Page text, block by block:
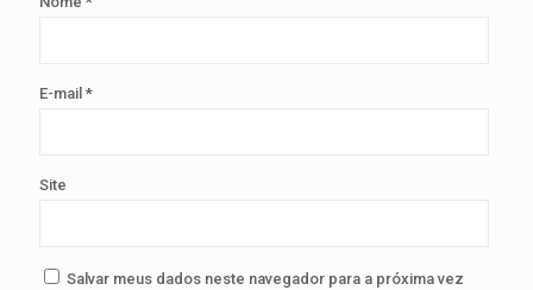
E-mail *
Site
Salvar meus dados neste navegador para a próxima vez